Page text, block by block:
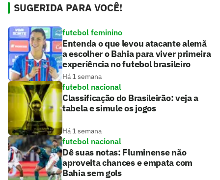
SUGERIDA PARA VOCÊ!
futebol feminino
Entenda o que levou atacante alemã
a escolher o Bahia para viver primeira
experiência no futebol brasileiro
Há 1 semana
futebol nacional
Classificação do Brasileirão: veja a
tabela e simule os jogos
Há 1 semana
futebol nacional
Dê suas notas: Fluminense não
aproveita chances e empata com
Bahia sem gols